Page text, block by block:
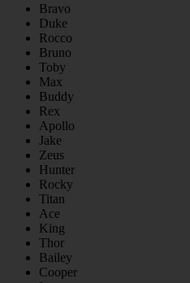
Bravo
Duke
Rocco
Bruno
Toby
Max
Buddy
Rex
Apollo
Jake
Zeus
Hunter
Rocky
Titan
Ace
King
Thor
Bailey
Cooper